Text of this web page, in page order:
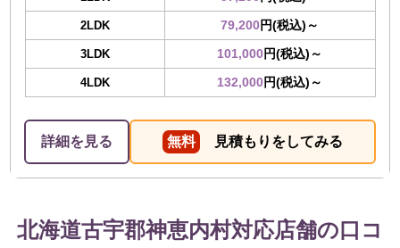
2LDK 79,200円(税込)～
3LDK 101,000円(税込)～
4LDK 132,000円(税込)～
詳細を見る 無料 見積もりをしてみる
北海道古宇郡神恵内村対応店舗の口コ